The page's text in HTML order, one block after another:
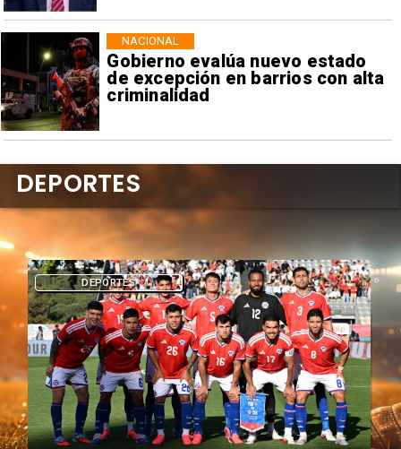
Gobierno evalúa nuevo estado
de excepción en barrios con alta
criminalidad
NACIONAL
DEPORTES
DEPORTES